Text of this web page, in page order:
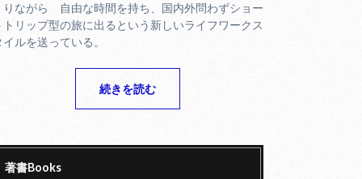
りながら 自由な時間を持ち、国内外問わずショー
トリップ型の旅に出るという新しいライフワークス
イルを送っている。
続きを読む
著書Books